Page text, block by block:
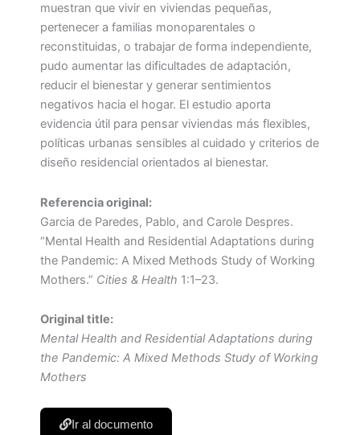
muestran que vivir en viviendas pequeñas,
pertenecer a familias monoparentales o
reconstituidas, o trabajar de forma independiente,
pudo aumentar las dificultades de adaptación,
reducir el bienestar y generar sentimientos
negativos hacia el hogar. El estudio aporta
evidencia útil para pensar viviendas más flexibles,
políticas urbanas sensibles al cuidado y criterios de
diseño residencial orientados al bienestar.
Referencia original:
Garcia de Paredes, Pablo, and Carole Despres.
“Mental Health and Residential Adaptations during
the Pandemic: A Mixed Methods Study of Working
Mothers.” Cities & Health 1:1–23.
Original title:
Mental Health and Residential Adaptations during
the Pandemic: A Mixed Methods Study of Working
Mothers
Ir al documento